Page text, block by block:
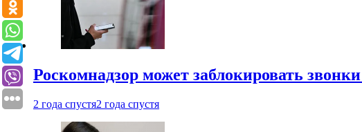
Роскомнадзор может заблокировать
2 года спустя2 года спустя